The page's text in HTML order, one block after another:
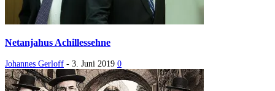
Netanjahus Achillessehne
Johannes Gerloff - 3. Juni 2019 0